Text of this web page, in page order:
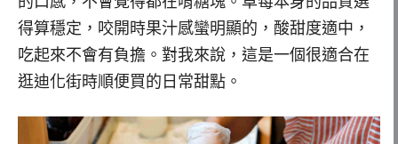
得算穩定，咬開時果汁感蠻明顯的，酸甜度適中，
吃起來不會有負擔。對我來說，這是一個很適合在
逛迪化街時順便買的日常甜點。